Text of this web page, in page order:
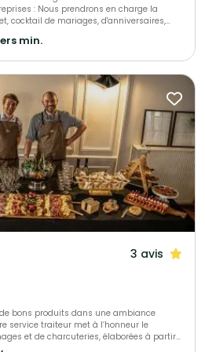
en charge la
cocktail de mariages, d'anniversaires,
livraison de votre met à domicile, sur
Nous sélectionnons nos produits
régalera et surprendra les plus fin
services ! Spécialistes de
nous saurons assurer votre événement
fête de naissance et autres.
min.
3 avis
de bons produits dans une ambiance
service traiteur met à l’honneur le
et de charcuteries, élaborées à partir
sélectionnés. Nous créons